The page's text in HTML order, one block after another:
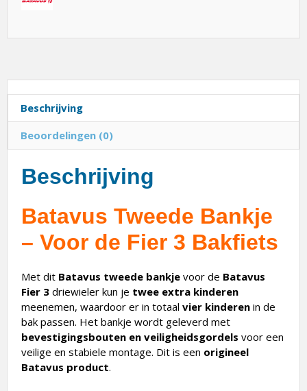
Beschrijving
Beoordelingen (0)
Beschrijving
Batavus Tweede Bankje
– Voor de Fier 3 Bakfiets
Met dit Batavus tweede bankje voor de Batavus
Fier 3 driewieler kun je twee extra kinderen
meenemen, waardoor er in totaal vier kinderen in de
bak passen. Het bankje wordt geleverd met
bevestigingsbouten en veiligheidsgordels voor een
veilige en stabiele montage. Dit is een origineel
Batavus product.